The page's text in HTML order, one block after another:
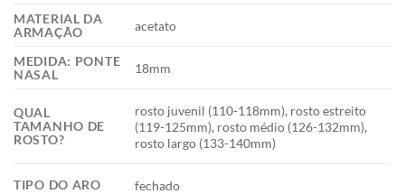
MATERIAL DA
ARMAÇÃO
acetato
MEDIDA: PONTE
NASAL
18mm
QUAL
TAMANHO DE
ROSTO?
rosto juvenil (110-118mm), rosto estreito
(119-125mm), rosto médio (126-132mm),
rosto largo (133-140mm)
TIPO DO ARO fechado